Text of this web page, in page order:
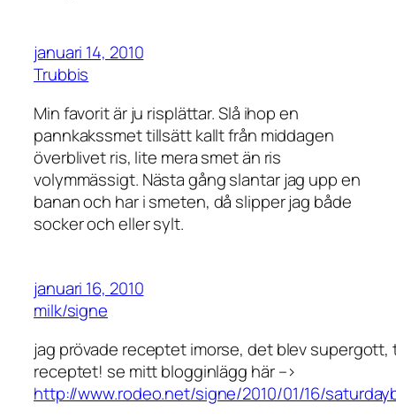
januari 14, 2010
Trubbis
Min favorit är ju risplättar. Slå ihop en
pannkakssmet tillsätt kallt från middagen
överblivet ris, lite mera smet än ris
volymmässigt. Nästa gång slantar jag upp en
banan och har i smeten, då slipper jag både
socker och eller sylt.
januari 16, 2010
milk/signe
jag prövade receptet imorse, det blev supergott,
receptet! se mitt blogginlägg här –>
http://www.rodeo.net/signe/2010/01/16/